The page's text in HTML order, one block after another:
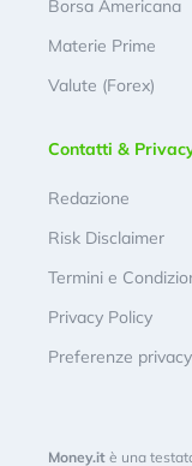
Borsa Americana
Materie Prime
Valute (Forex)
Contatti &
Redazione
Risk Disclaimer
Termini e
Privacy Policy
Preferenze privacy
Money.it è una